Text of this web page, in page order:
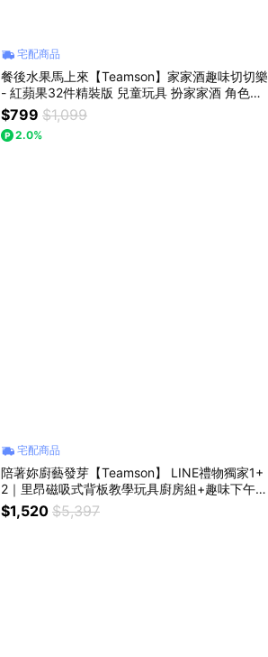
宅配商品
餐後水果馬上來【Teamson】家家酒趣味切切樂
- 紅蘋果32件精裝版 兒童玩具 扮家家酒 角色扮
演 蔬果切一切 顏色認知 生日禮物 快樂成長
$799 $1,099
2.0%
宅配商品
陪著妳廚藝發芽【Teamson】 LINE禮物獨家1+
2｜里昂磁吸式背板教學玩具廚房組+趣味下午茶
(15件茶具組) + 趣味切切樂 (32件精裝版) 1520
就要我愛你
$1,520 $5,397